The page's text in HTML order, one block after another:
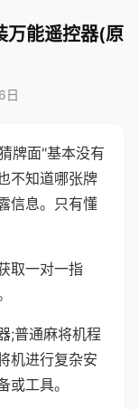
万能遥控器(原
日
牌面"基本没有
不知道哪张牌
信息。只有懂
取一对一指
;普通麻将机程
机进行复杂安
工具。